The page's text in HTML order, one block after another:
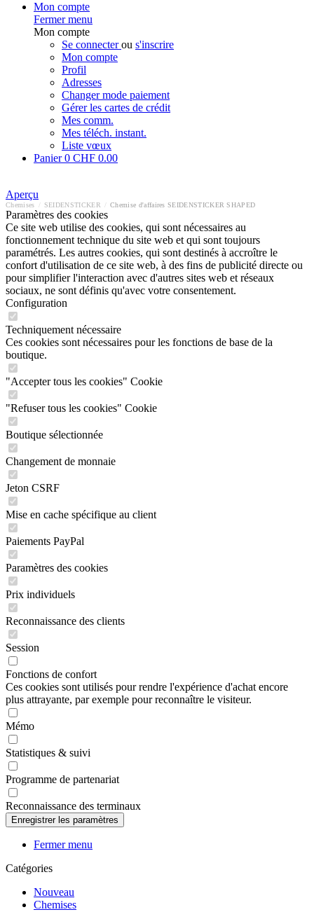
Mon compte
Fermer menu
Mon compte
Se connecterou s'inscrire
Mon compte
Profil
Adresses
Changer mode paiement
Gérer les cartes de crédit
Mes comm.
Mes téléch. instant.
Liste vœux
Panier0 CHF 0.00
Aperçu
Chemises SEIDENSTICKER Chemise d'affaires SEIDENSTICKER SHAPED
Paramètres des cookies
Ce site web utilise des cookies, qui sont nécessaires au
fonctionnement technique du site web et qui sont toujours
paramétrés. Les autres cookies, qui sont destinés à accroître le
confort d'utilisation de ce site web, à des fins de publicité directe ou
pour simplifier l'interaction avec d'autres sites web et réseaux
sociaux, ne sont définis qu'avec votre consentement.
Configuration
Techniquement nécessaire
Ces cookies sont nécessaires pour les fonctions de base de la
boutique.
"Accepter tous les cookies" Cookie
"Refuser tous les cookies" Cookie
Boutique sélectionnée
Changement de monnaie
Jeton CSRF
Mise en cache spécifique au client
Paiements PayPal
Paramètres des cookies
Prix individuels
Reconnaissance des clients
Session
Fonctions de confort
Ces cookies sont utilisés pour rendre l'expérience d'achat encore
plus attrayante, par exemple pour reconnaître le visiteur.
Mémo
Statistiques & suivi
Programme de partenariat
Reconnaissance des terminaux
Fermer menu
Catégories
Nouveau
Chemises